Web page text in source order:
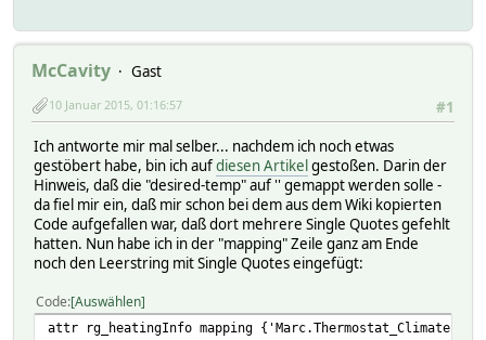
attr Studio.Thermostat_WindowRec room Studio
attr Studio.Thermostat_WindowRec stateFormat
define Studio.Thermostat_remote CUL_HM 303D5B06
attr Studio.Thermostat_remote peerIDs 00000000,
attr Studio.Thermostat_remote room Studio
define Studio.Thermostat_SwitchTr CUL_HM 303D5B07
attr Studio.Thermostat_SwitchTr model HM-TC-IT-WM-W-EU
attr Studio.Thermostat_SwitchTr peerIDs 00000000,
attr Studio.Thermostat_SwitchTr room Studio
McCavity
Gast
#1
10 Januar 2015, 01:16:57
Ich antworte mir mal selber... nachdem ich noch etwas
gestöbert habe, bin ich aufdiesen Artikelgestoßen. Darin der
Hinweis, daß die "desired-temp" auf '' gemappt werden solle -
da fiel mir ein, daß mir schon bei dem aus dem Wiki kopierten
Code aufgefallen war, daß dort mehrere Single Quotes gefehlt
hatten. Nun habe ich in der "mapping" Zeile ganz am Ende
noch den Leerstring mit Single Quotes eingefügt:
Code Auswählen
attr rg_heatingInfo mapping